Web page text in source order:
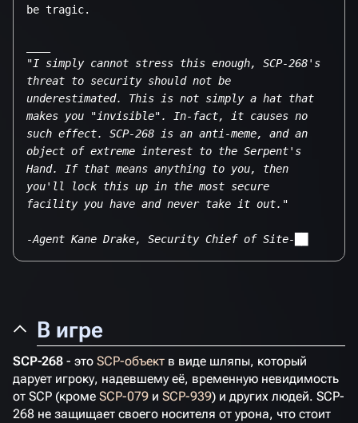
"I simply cannot stress this enough, SCP-268's
threat to security should not be
underestimated. This is not simply a hat that
makes you "invisible". In-fact, it causes no
such effect. SCP-268 is an anti-meme, and an
object of extreme interest to the Serpent's
Hand. If that means anything to you, then
you'll lock this up in the most secure
-Agent Kane Drake, Security Chief of Site-██
В игре
SCP-268 - это SCP-объект в виде шляпы, который
дарует игроку, надевшему её, временную невидимость
от SCP (кроме SCP-079 и SCP-939) и других людей. SCP-
268 не защищает своего носителя от урона, что стоит